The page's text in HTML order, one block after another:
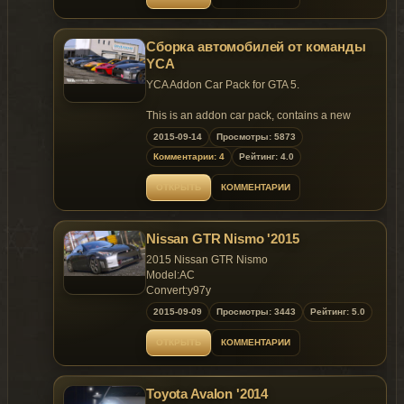
- Color 3: wheel color.
Replaces: any car
thanks to:
- rob.zombie aka Sgt.Kanyo for handling,
- outsid3r4 for testing, advice, texture help and
EPM settings !
- Chipicao for NFS Rivals import script
Textures for this model have been edited by
outsid3r4 and myself. Please note that you may
mod, its archive or its settings for your or any
other mod. Editing any files from this mod is not
This mod is provided free to use and its not
allowed to sell this mod, any parts of it, or use
any parts of it for any other purpose !
You are allowed to share and offer this mod for
free download as long as you include given
credits.
=====================================
【note】: data must be installed
（If you do not install the data, the car door
not accurate. The tail and trunk can not
Have fun！！！
by Dreamsky（梦想蓝天）
-------HOW TO INSTALL-------
Then go into rebuild, choose "vehicles.rpf"
*Make a backup of the orginal file*
Сборка автомобилей от команды
YCA
YCA Addon Car Pack for GTA 5.
This is an addon car pack, contains a new
mod: Camaro ZL1 and latest versions of
several cars from YCA
Only few files you need to modify
FOLLOW INSRUCTIONS TO INSTALL！
Car list (1.0)
2013 Camaro ZL1, tunable. most ingame
functions,Model from Forza4 and NFSRivals
2012 Aventador, fixed interior textures
2013 LaFerrari
2015 GTR Nismo, tunable
Installation
1. Add new line "dlcpacks:\ycamods\" to
[Game_folder]\update\update.rpf
Add new lines:
2015-09-14
Просмотры: 5873
Комментарии: 4
Рейтинг: 4.0
КОММЕНТАРИИ
Nissan GTR Nismo '2015
2015 Nissan GTR Nismo
Model:AC
Convert:y97y
Screenshots by: Martin_xpl
V1.1
Working meters
Correct steeringwheel
Window tint fixed
2015-09-09 Просмотры: 3443 Рейтинг: 5.0
КОММЕНТАРИИ
Toyota Avalon '2014